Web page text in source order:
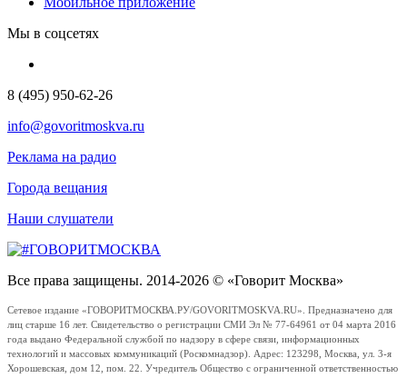
Мы в соцсетях
8 (495) 950-62-26
info@govoritmoskva.ru
Реклама на радио
Города вещания
Наши слушатели
Все права защищены. 2014-2026 © «Говорит Москва»
Сетевое издание «ГОВОРИТМОСКВА.РУ/GOVORITMOSKVA.RU». Предназначено для
лиц старше 16 лет. Свидетельство о регистрации СМИ Эл № 77-64961 от 04 марта 2016
года выдано Федеральной службой по надзору в сфере связи, информационных
технологий и массовых коммуникаций (Роскомнадзор). Адрес: 123298, Москва, ул. 3-я
Хорошевская, дом 12, пом. 22. Учредитель Общество с ограниченной ответственностью